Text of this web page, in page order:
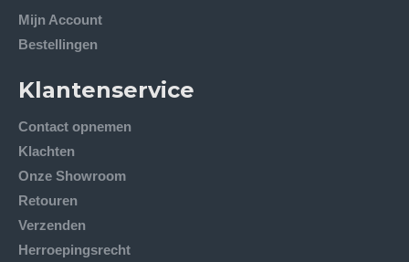
Mijn Account
Bestellingen
Klantenservice
Contact opnemen
Klachten
Onze Showroom
Retouren
Verzenden
Herroepingsrecht